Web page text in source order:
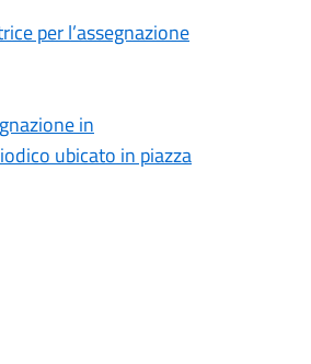
per l’assegnazione
in
ubicato in piazza